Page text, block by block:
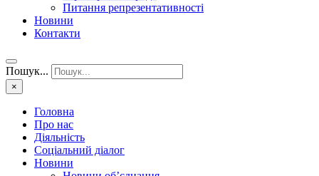
Питання репрезентативності
Новини
Контакти
Пошук...
×
Головна
Про нас
Діяльність
Соціальний діалог
Новини